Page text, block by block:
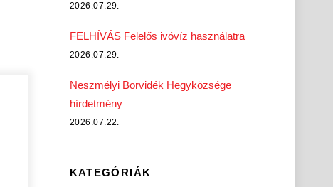
2026.07.29.
FELHÍVÁS Felelős ivóvíz használatra
2026.07.29.
Neszmélyi Borvidék Hegyközsége
hírdetmény
2026.07.22.
KATEGÓRIÁK